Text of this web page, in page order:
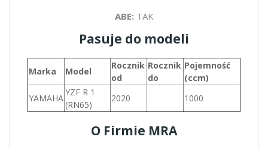
ABE: TAK
Pasuje do modeli
Marka Model
Rocznik
od
Rocznik
do
Pojemność
(ccm)
YAMAHA
YZF R 1
(RN65)
2020 1000
O Firmie MRA